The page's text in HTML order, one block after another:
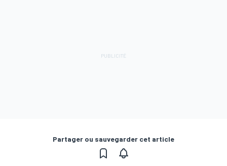
Partager ou sauvegarder cet article